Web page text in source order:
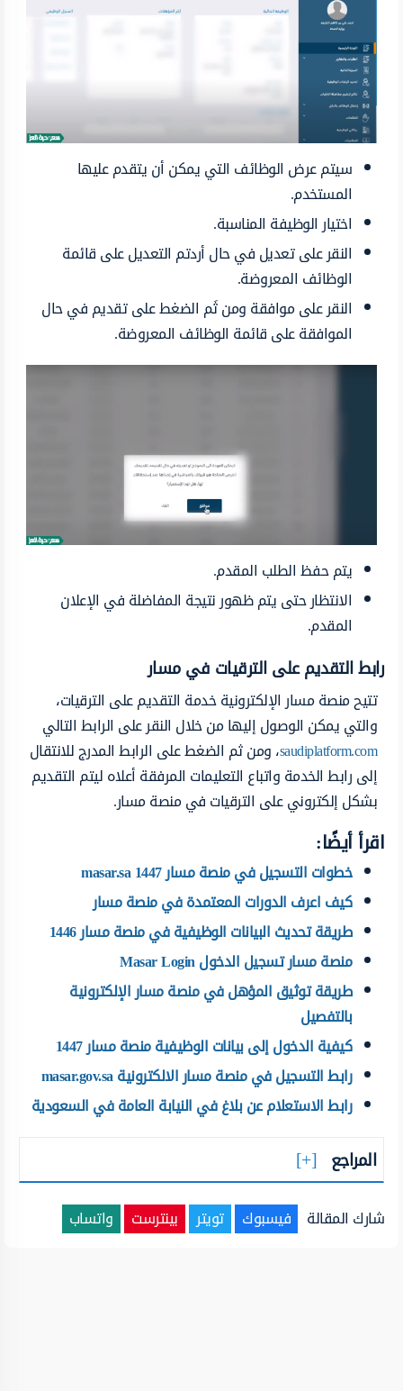
سيتم عرض الوظائف التي يمكن أن يتقدم عليها
المستخدم.
اختيار الوظيفة المناسبة.
النقر على تعديل في حال أردتم التعديل على قائمة
الوظائف المعروضة.
النقر على موافقة ومن ثَم الضغط على تقديم في حال
الموافقة على قائمة الوظائف المعروضة.
يتم حفظ الطلب المقدم.
الانتظار حتى يتم ظهور نتيجة المفاضلة في الإعلان
المقدم.
رابط التقديم على الترقيات في مسار
تتيح منصة مسار الإلكترونية خدمة التقديم على الترقيات،
والتي يمكن الوصول إليها من خلال النقر على الرابط التالي
saudiplatform.com، ومن ثم الضغط على الرابط المدرج للانتقال
إلى رابط الخدمة واتباع التعليمات المرفقة أعلاه ليتم التقديم
بشكل إلكتروني على الترقيات في منصة مسار.
اقرأ أيضًا:
خطوات التسجيل في منصة مسار masar.sa 1447
كيف اعرف الدورات المعتمدة في منصة مسار
طريقة تحديث البيانات الوظيفية في منصة مسار 1446
منصة مسار تسجيل الدخول Masar Login
طريقة توثيق المؤهل في منصة مسار الإلكترونية
بالتفصيل
كيفية الدخول إلى بيانات الوظيفية منصة مسار 1447
رابط التسجيل في منصة مسار الالكترونية masar.gov.sa
رابط الاستعلام عن بلاغ في النيابة العامة في السعودية
المراجع
شارك المقالة فيسبوك تويتر بينترست واتساب